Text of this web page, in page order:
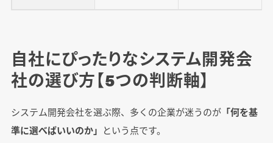
自社にぴったりなシステム開発会
社の選び方【5つの判断軸】
システム開発会社を選ぶ際、多くの企業が迷うのが「何を基
準に選べばいいのか」 という点です。